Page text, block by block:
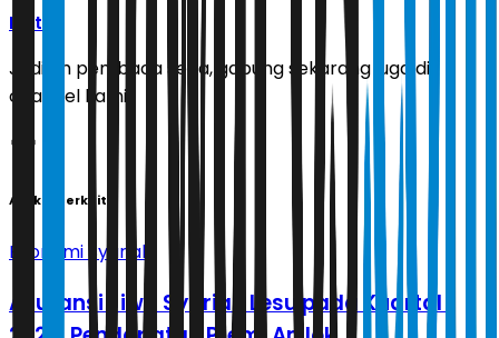
Ikuti
Jadilah pembaca setia, gabung sekarang juga di
channel kami!
Artikel Terkait
Ekonomi Syariah
Asuransi Jiwa Syariah Lesu pada Kuartal I